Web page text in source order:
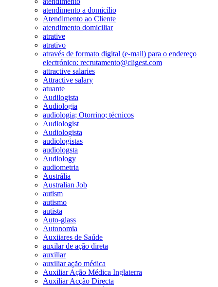
atendimento a domicílio
Atendimento ao Cliente
atendimento domiciliar
atrative
atrativo
através de formato digital (e-mail) para o endereço
electrónico: recrutamento@cligest.com
attractive salaries
Attractive salary
atuante
Audilogista
Audiologia
audiologia; Otorrino; técnicos
Audiologist
Audiologista
audiologistas
audiologsta
Audiology
audiometria
Austrália
Australian Job
autism
autismo
autista
Auto-glass
Autonomia
Auxiiares de Saúde
auxilar de ação direta
auxiliar
auxiliar ação médica
Auxiliar Ação Médica Inglaterra
Auxiliar Acção Directa